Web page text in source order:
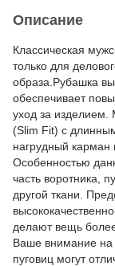
Описание
Классическая
только для
образа.Рубашка
обеспечивает
уход за изделием.
(Slim Fit) с
нагрудный карман
Особенностью
часть воротника,
другой ткани.
делают вещь
Ваше внимание на
пуговиц могут